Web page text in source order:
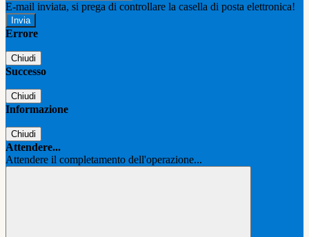
E-mail inviata, si prega di controllare la casella di posta elettronica!
Errore
Chiudi
Successo
Chiudi
Informazione
Chiudi
Attendere...
Attendere il completamento dell'operazione...